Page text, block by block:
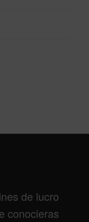
de lucro
conocieras